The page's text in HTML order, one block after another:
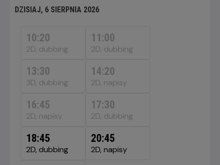
DZISIAJ, 6 SIERPNIA 2026
SIERPNIA
2026
10:20
2D, dubbing
11:00
2D, dubbing
13:30
3D, dubbing
14:20
2D, napisy
16:45
2D, napisy
17:30
2D, dubbing
18:45
2D, dubbing
20:45
2D, napisy